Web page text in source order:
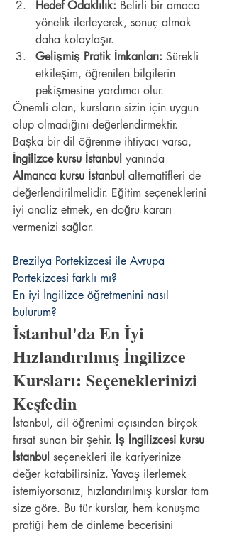
Hedef Odaklılık: Belirli bir amaca
yönelik ilerleyerek, sonuç almak
daha kolaylaşır.
Gelişmiş Pratik İmkanları: Sürekli
etkileşim, öğrenilen bilgilerin
pekişmesine yardımcı olur.
Önemli olan, kursların sizin için uygun
olup olmadığını değerlendirmektir.
Başka bir dil öğrenme ihtiyacı varsa,
İngilizce kursu İstanbul yanında
Almanca kursu İstanbul alternatifleri de
değerlendirilmelidir. Eğitim seçeneklerini
iyi analiz etmek, en doğru kararı
vermenizi sağlar.
Brezilya Portekizcesi ile Avrupa
Portekizcesi farklı mı?
En iyi İngilizce öğretmenini nasıl
bulurum?
İstanbul'da En İyi
Hızlandırılmış İngilizce
Kursları: Seçeneklerinizi
Keşfedin
İstanbul, dil öğrenimi açısından birçok
fırsat sunan bir şehir. İş İngilizcesi kursu
İstanbul seçenekleri ile kariyerinize
değer katabilirsiniz. Yavaş ilerlemek
istemiyorsanız, hızlandırılmış kurslar tam
size göre. Bu tür kurslar, hem konuşma
pratiği hem de dinleme becerisini